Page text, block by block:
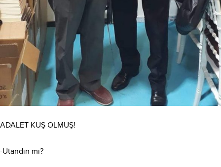
ADALET KUŞ OLMUŞ!
-Utandın mı?